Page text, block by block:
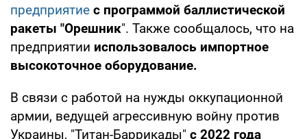
предприятие с программой баллистической
ракеты "Орешник". Также сообщалось, что на
предприятии использовалось импортное
высокоточное оборудование.
В связи с работой на нужды оккупационной
армии, ведущей агрессивную войну против
Украины, "Титан-Баррикады" с 2022 года